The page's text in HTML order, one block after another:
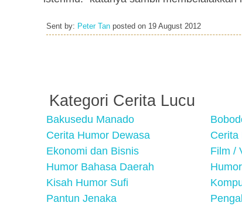
Sent by: Peter Tan posted on 19 August 2012
Kategori Cerita Lucu
Bakusedu Manado
Cerita Humor Dewasa
Cerita
Ekonomi dan Bisnis
Film /
Humor Bahasa Daerah
Kisah Humor Sufi
Pantun Jenaka